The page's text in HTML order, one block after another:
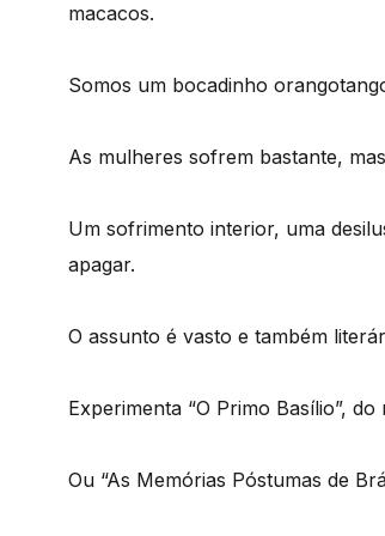
macacos.
Somos um bocadinho
As mulheres sofrem bastante,
Um sofrimento interior, uma
apagar.
O assunto é vasto e também
Experimenta “O Primo Basílio”, do
Ou “As Memórias Póstumas de